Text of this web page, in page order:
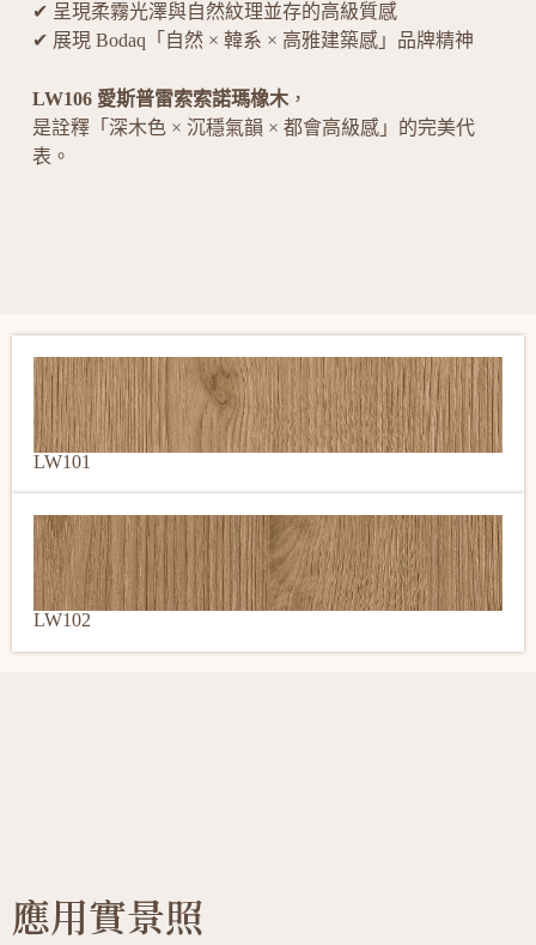
✔ 呈現柔霧光澤與自然紋理並存的高級質感
✔ 展現 Bodaq「自然 × 韓系 × 高雅建築感」品牌精神
LW106 愛斯普雷索索諾瑪橡木，
是詮釋「深木色 × 沉穩氣韻 × 都會高級感」的完美代
表。
LW101
LW102
應用實景照